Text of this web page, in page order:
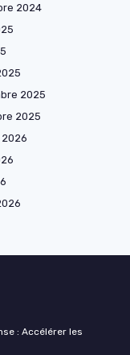
2024
2025
2025
: Accélérer les